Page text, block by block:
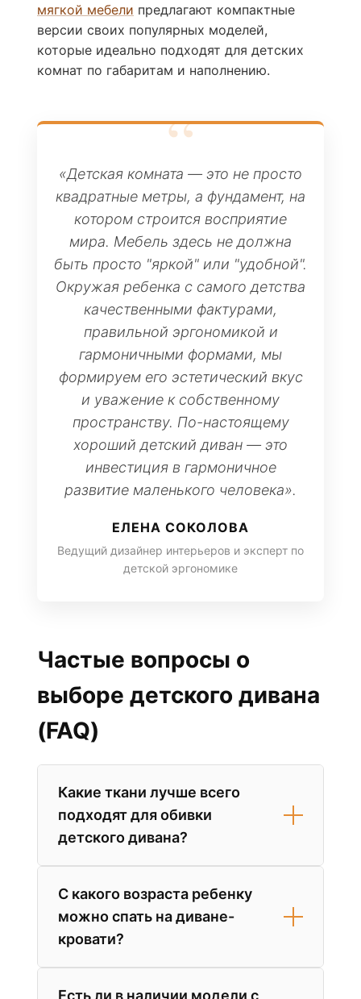
мягкой мебели предлагают компактные
версии своих популярных моделей,
которые идеально подходят для детских
комнат по габаритам и наполнению.
«Детская комната — это не просто
квадратные метры, а фундамент, на
котором строится восприятие
мира. Мебель здесь не должна
быть просто "яркой" или "удобной".
Окружая ребенка с самого детства
качественными фактурами,
правильной эргономикой и
гармоничными формами, мы
формируем его эстетический вкус
и уважение к собственному
пространству. По-настоящему
хороший детский диван — это
инвестиция в гармоничное
развитие маленького человека».
ЕЛЕНА СОКОЛОВА
Ведущий дизайнер интерьеров и эксперт по
детской эргономике
Частые вопросы о
выборе детского дивана
(FAQ)
Какие ткани лучше всего
подходят для обивки
детского дивана?
Идеальный выбор — ткани категории
«антикоготь» и «Easy Clean».
Лидерами являютсяфлоки
плотный
микровелюр
покрытием. Они не боятся зацепок от
игрушек, а большинство пятен
С какого возраста ребенку
можно спать на диване-
кровати?
Педиатры допускают использование
Есть ли в наличии модели с